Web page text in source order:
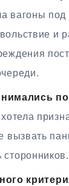
вагоны под
и
вызвать
сторонников.